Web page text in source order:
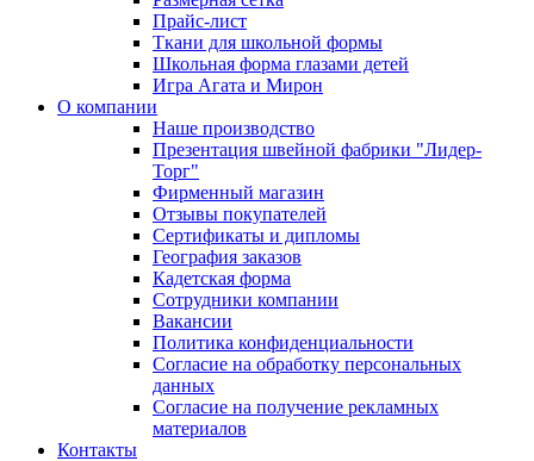
Прайс-лист
Ткани для школьной формы
Школьная форма глазами детей
Игра Агата и Мирон
О компании
Наше производство
Презентация швейной фабрики "Лидер-
Торг"
Фирменный магазин
Отзывы покупателей
Сертификаты и дипломы
География заказов
Кадетская форма
Сотрудники компании
Вакансии
Политика конфиденциальности
Согласие на обработку персональных
данных
Согласие на получение рекламных
материалов
Контакты